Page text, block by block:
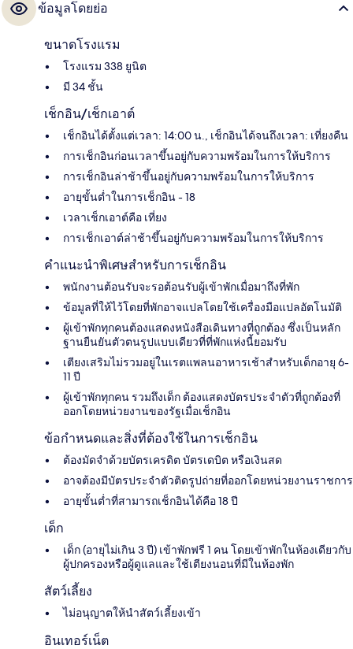
ข้อมูลโดยย่อ
ขนาดโรงแรม
โรงแรม 338 ยูนิต
มี 34 ชั้น
เช็กอิน/เช็กเอาต์
เช็กอินได้ตั้งแต่เวลา: 14:00 น., เช็กอินได้จนถึงเวลา: เที่ยงคืน
การเช็กอินก่อนเวลาขึ้นอยู่กับความพร้อมในการให้บริการ
การเช็กอินล่าช้าขึ้นอยู่กับความพร้อมในการให้บริการ
อายุขั้นต่ำในการเช็กอิน - 18
เวลาเช็กเอาต์คือ เที่ยง
การเช็กเอาต์ล่าช้าขึ้นอยู่กับความพร้อมในการให้บริการ
คำแนะนำพิเศษสำหรับการเช็กอิน
พนักงานต้อนรับจะรอต้อนรับผู้เข้าพักเมื่อมาถึงที่พัก
ข้อมูลที่ให้ไว้โดยที่พักอาจแปลโดยใช้เครื่องมือแปลอัตโนมัติ
ผู้เข้าพักทุกคนต้องแสดงหนังสือเดินทางที่ถูกต้อง ซึ่งเป็นหลัก
ฐานยืนยันตัวตนรูปแบบเดียวที่ที่พักแห่งนี้ยอมรับ
เตียงเสริมไม่รวมอยู่ในเรตแพลนอาหารเช้าสำหรับเด็กอายุ 6-
11 ปี
ผู้เข้าพักทุกคน รวมถึงเด็ก ต้องแสดงบัตรประจำตัวที่ถูกต้องที่
ออกโดยหน่วยงานของรัฐเมื่อเช็กอิน
ข้อกำหนดและสิ่งที่ต้องใช้ในการเช็กอิน
ต้องมัดจำด้วยบัตรเครดิต บัตรเดบิต หรือเงินสด
อาจต้องมีบัตรประจำตัวติดรูปถ่ายที่ออกโดยหน่วยงานราชการ
อายุขั้นต่ำที่สามารถเช็กอินได้คือ 18 ปี
เด็ก
เด็ก (อายุไม่เกิน 3 ปี) เข้าพักฟรี 1 คน โดยเข้าพักในห้องเดียวกับ
ผู้ปกครองหรือผู้ดูแลและใช้เตียงนอนที่มีในห้องพัก
สัตว์เลี้ยง
ไม่อนุญาตให้นำสัตว์เลี้ยงเข้า
อินเทอร์เน็ต